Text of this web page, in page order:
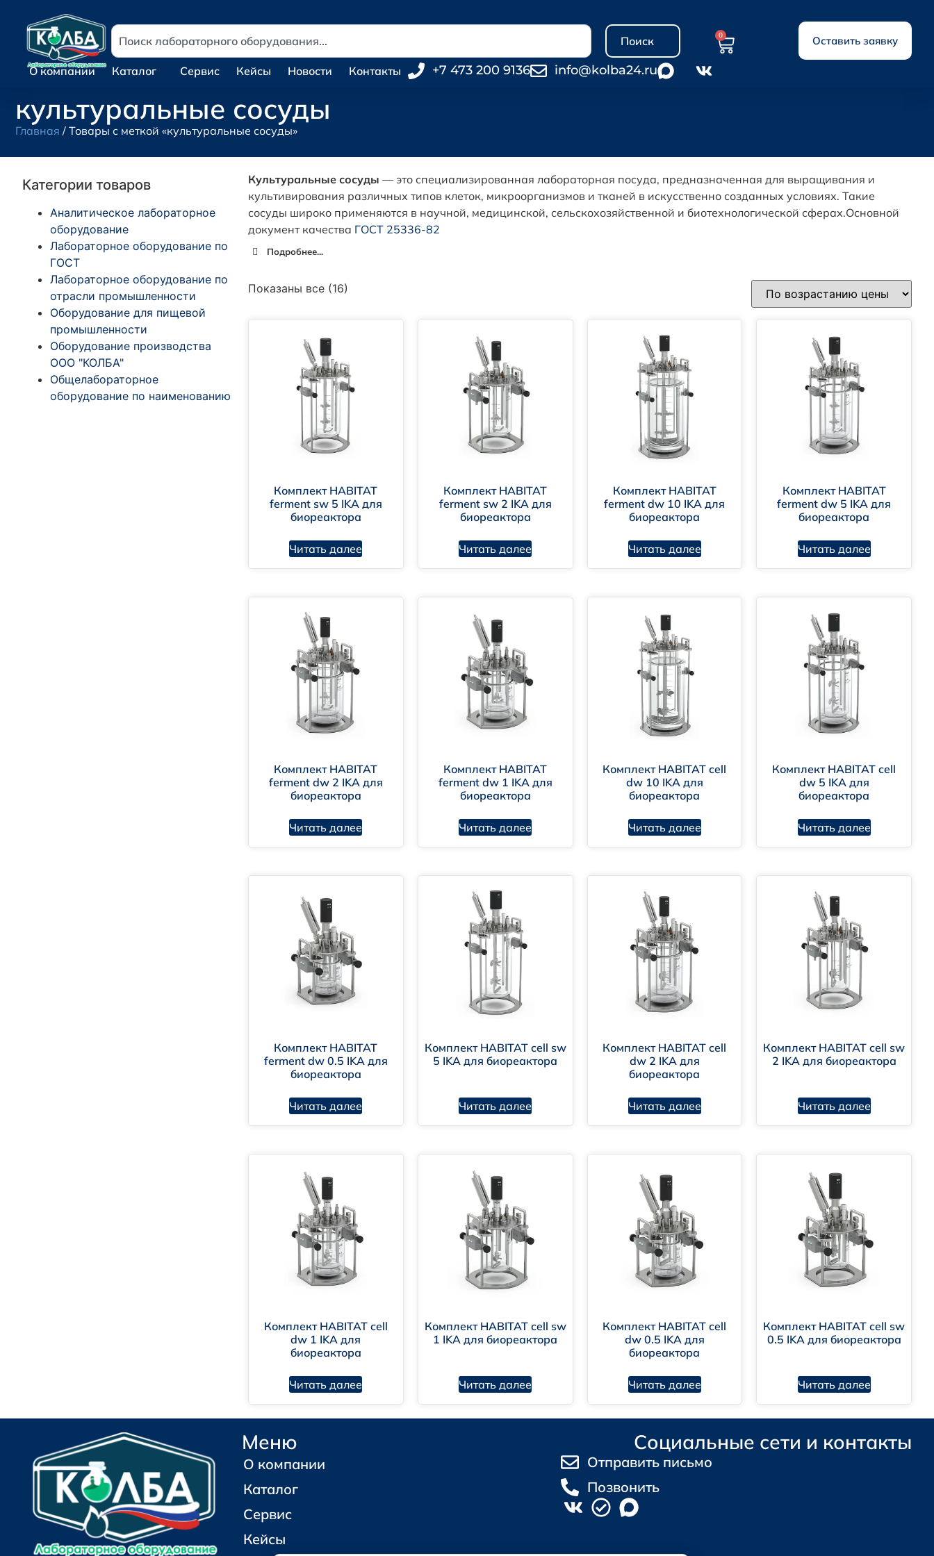
Поиск 0 Оставить заявку
О компании Каталог Сервис Кейсы Новости Контакты +7 473 200 9136 info@kolba24.ru
культуральные сосуды
Главная / Товары с меткой «культуральные сосуды»
Категории товаров
Аналитическое лабораторное
оборудование
Лабораторное оборудование по
ГОСТ
Лабораторное оборудование по
отрасли промышленности
Оборудование для пищевой
промышленности
Оборудование производства
ООО "КОЛБА"
Общелабораторное
оборудование по наименованию
Культуральные сосуды — это специализированная лабораторная посуда, предназначенная для выращивания и
культивирования различных типов клеток, микроорганизмов и тканей в искусственно созданных условиях. Такие
сосуды широко применяются в научной, медицинской, сельскохозяйственной и биотехнологической сферах.Основной
документ качества ГОСТ 25336-82
Подробнее...
Прочные, термоустойчивые, допускают многократную стерилизацию.
Чаще всего производятся из боросиликатного стекла, которое химически инертно и выдерживает
воздействие агрессивных сред.
Лёгкие, недорогие, часто одноразовые.
Производятся из полистирола, полиэтилентерефталата (ПЭТФ), полипропилена и других полимеров.
Покрывается поли-L-лизином, коллагеном или другими веществами для улучшения прикрепления клеток.
Оставляется необработанной, чтобы обеспечить свободное плавание клеток в среде.
HABITAT ferment sw 5
Показаны все (16)
Комплект HABITAT
ferment sw 5 IKA для
биореактора
Читать далее
Комплект HABITAT
ferment sw 2 IKA для
биореактора
Читать далее
Комплект HABITAT
ferment dw 10 IKA для
биореактора
Читать далее
Комплект HABITAT
ferment dw 5 IKA для
биореактора
Читать далее
Комплект HABITAT
ferment dw 2 IKA для
биореактора
Читать далее
Комплект HABITAT
ferment dw 1 IKA для
биореактора
Читать далее
Комплект HABITAT cell
dw 10 IKA для
биореактора
Читать далее
Комплект HABITAT cell
dw 5 IKA для
биореактора
Читать далее
Комплект HABITAT
ferment dw 0.5 IKA для
биореактора
Читать далее
Комплект HABITAT cell sw
5 IKA для биореактора
Читать далее
Комплект HABITAT cell
dw 2 IKA для
биореактора
Читать далее
Комплект HABITAT cell sw
2 IKA для биореактора
Читать далее
Комплект HABITAT cell
dw 1 IKA для
биореактора
Читать далее
Комплект HABITAT cell sw
1 IKA для биореактора
Читать далее
Комплект HABITAT cell
dw 0.5 IKA для
биореактора
Читать далее
Комплект HABITAT cell sw
0.5 IKA для биореактора
Читать далее
Меню
О компании
Каталог
Сервис
Кейсы
Социальные сети и контакты
Отправить письмо
Позвонить